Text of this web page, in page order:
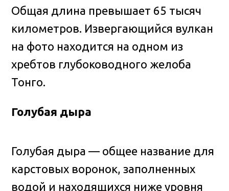
Общая длина превышает 65 тысяч
километров. Извергающийся вулкан
на фото находится на одном из
хребтов глубоководного желоба
Тонго.
Голубая дыра
Голубая дыра — общее название для
карстовых воронок, заполненных
водой и находящихся ниже уровня